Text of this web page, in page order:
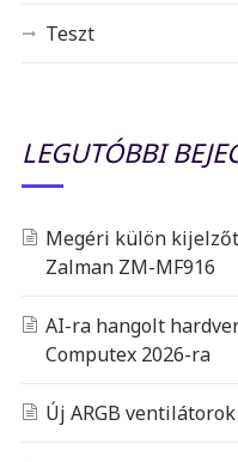
Teszt
LEGUTÓBBI
Megéri külön
Zalman ZM-MF916
AI-ra hangolt
Computex 2026-ra
Új ARGB